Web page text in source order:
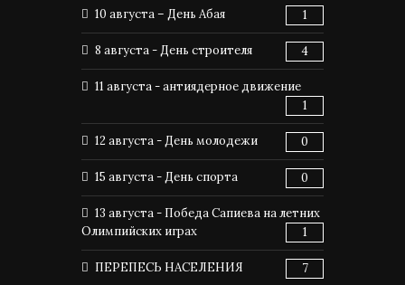
10 августа – День Абая 1
8 августа - День строителя 4
11 августа - антиядерное движение
1
12 августа - День молодежи 0
15 августа - День спорта 0
13 августа - Победа Сапиева на летних
Олимпийских играх
1
ПЕРЕПЕСЬ НАСЕЛЕНИЯ 7